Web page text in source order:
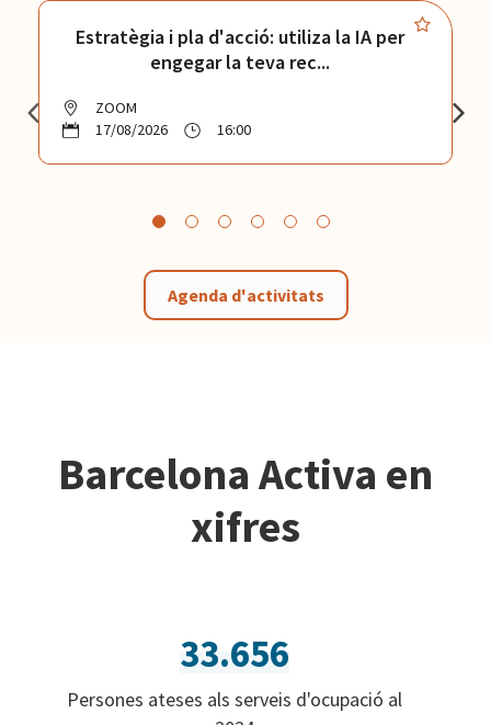
Estratègia i pla d'acció: utiliza la IA per
engegar la teva rec...
ZOOM
17/08/2026
16:00
Agenda d'activitats
Barcelona Activa en
xifres
33.656
Persones ateses als serveis d'ocupació al